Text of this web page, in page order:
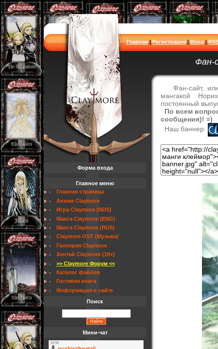
Главная|Регистрация|Вход|
Фан-
Фан-сайт, или
мангакой
постоянный
По всем
сообщения)! =)
Наш баннер:
Форма входа
Главное меню
Главная страница
Аниме Claymore
Игра Claymore (NDS)
Манга Claymore (ENG)
Манга Claymore (RUS)
Claymore OST (Музыка)
Галлерея Claymore
Хентай Claymore (18+)
>> Claymore Форум <<
Каталог файлов
Гостевая книга
Информация о сайте
Поиск
Мини-чат